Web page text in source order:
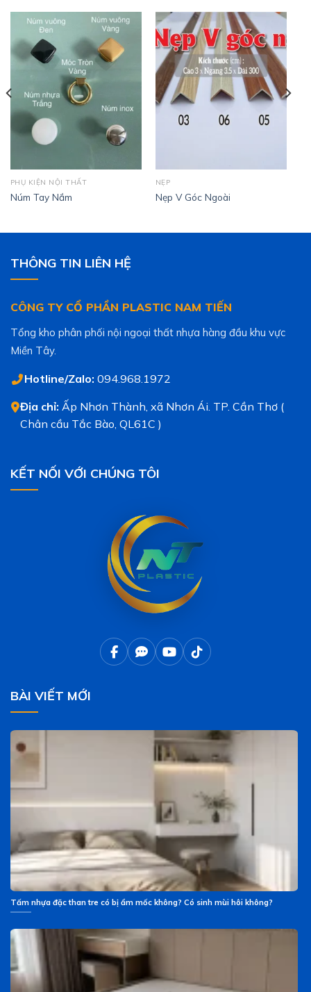
PHỤ KIỆN NỘI THẤT
Núm Tay Nắm
NẸP
Nẹp V Góc Ngoài
THÔNG TIN LIÊN HỆ
CÔNG TY CỔ PHẦN PLASTIC NAM TIẾN
Tổng kho phân phối nội ngoại thất nhựa hàng đầu khu vực
Miền Tây.
Hotline/Zalo: 094.968.1972
Địa chỉ: Ấp Nhơn Thành, xã Nhơn Ái. TP. Cần Thơ (
Chân cầu Tắc Bào, QL61C )
KẾT NỐI VỚI CHÚNG TÔI
BÀI VIẾT MỚI
Tấm nhựa đặc than tre có bị ẩm mốc không? Có sinh mùi hôi không?